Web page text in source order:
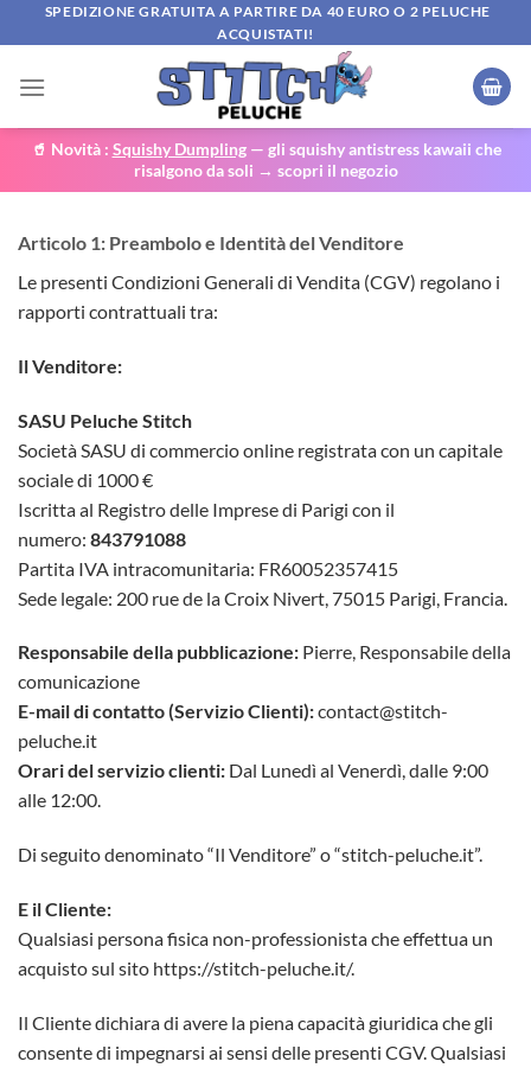
ai
SPEDIZIONE GRATUITA A PARTIRE DA 40 EURO O 2 PELUCHE
ACQUISTATI!
🥤 Novità : Squishy Dumpling— gli squishy antistress kawaii che
risalgono da soli → scopri il negozio
Articolo 1: Preambolo e Identità del Venditore
Le presenti Condizioni Generali di Vendita (CGV) regolano i
rapporti contrattuali tra:
Il Venditore:
SASU Peluche Stitch
Società SASU di commercio online registrata con un capitale
sociale di 1000 €
Iscritta al Registro delle Imprese di Parigi con il
numero: 843791088
Partita IVA intracomunitaria: FR60052357415
Sede legale: 200 rue de la Croix Nivert, 75015 Parigi, Francia.
Responsabile della pubblicazione: Pierre, Responsabile della
comunicazione
E-mail di contatto (Servizio Clienti):contact@stitch-
peluche.it
Orari del servizio clienti: Dal Lunedì al Venerdì, dalle 9:00
alle 12:00.
Di seguito denominato “Il Venditore” o “stitch-peluche.it”.
E il Cliente:
Qualsiasi persona fisica non-professionista che effettua un
acquisto sul sito https://stitch-peluche.it/.
Il Cliente dichiara di avere la piena capacità giuridica che gli
consente di impegnarsi ai sensi delle presenti CGV. Qualsiasi